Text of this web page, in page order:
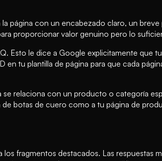
página con un encabezado claro, un
proporcionar valor genuino pero lo
Esto le dice a Google explicitamente
tu plantilla de página para que cada
relaciona con un producto o categoría
botas de cuero como a tu página de
fragmentos destacados. Las respuestas